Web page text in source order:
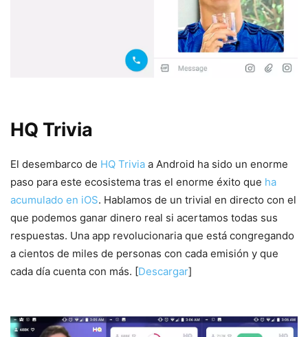
HQ Trivia
El desembarco de HQ Trivia a Android ha sido un enorme
paso para este ecosistema tras el enorme éxito que ha
acumulado en iOS. Hablamos de un trivial en directo con el
que podemos ganar dinero real si acertamos todas sus
respuestas. Una app revolucionaria que está congregando
a cientos de miles de personas con cada emisión y que
cada día cuenta con más. [Descargar]